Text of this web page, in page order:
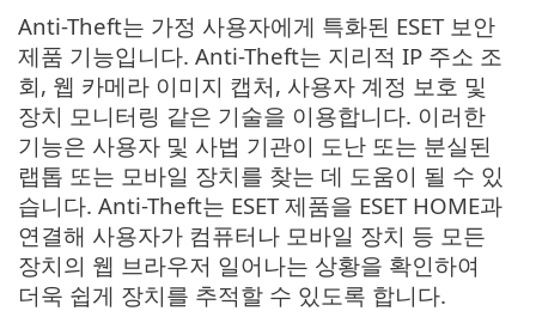
Anti-Theft는 가정 사용자에게 특화된 ESET 보안
제품 기능입니다. Anti-Theft는 지리적 IP 주소 조
회, 웹 카메라 이미지 캡처, 사용자 계정 보호 및
장치 모니터링 같은 기술을 이용합니다. 이러한
기능은 사용자 및 사법 기관이 도난 또는 분실된
랩톱 또는 모바일 장치를 찾는 데 도움이 될 수 있
습니다. Anti-Theft는 ESET 제품을 ESET HOME과
연결해 사용자가 컴퓨터나 모바일 장치 등 모든
장치의 웹 브라우저 일어나는 상황을 확인하여
더욱 쉽게 장치를 추적할 수 있도록 합니다.